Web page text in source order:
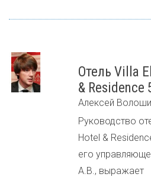
Отель Villa
& Residence
Алексей
Руководство
Hotel &
его
А.В., выражает